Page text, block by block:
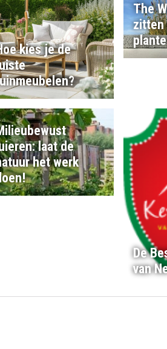
kies je de
The
zitten
laat de
het werk
De
van